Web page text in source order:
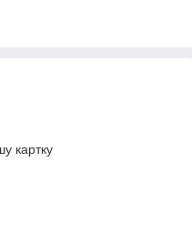
картку